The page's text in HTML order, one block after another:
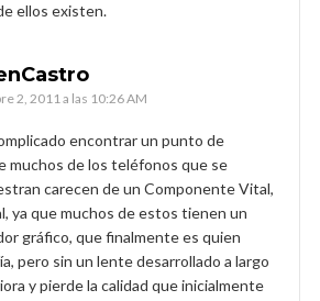
ellos existen.
2, 2011 a las 10:26 AM
encontrar un punto de
muchos de los teléfonos que se
carecen de un Componente Vital,
ya que muchos de estos tienen un
gráfico, que finalmente es quien
pero sin un lente desarrollado a largo
y pierde la calidad que inicialmente